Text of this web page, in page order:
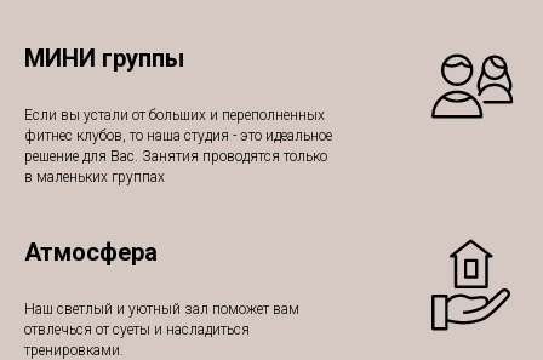
МИНИ группы
Если вы устали от больших и переполненных
фитнес клубов, то наша студия - это идеальное
решение для Вас. Занятия проводятся только
в маленьких группах
Атмосфера
Наш светлый и уютный зал поможет вам
отвлечься от суеты и насладиться
тренировками.